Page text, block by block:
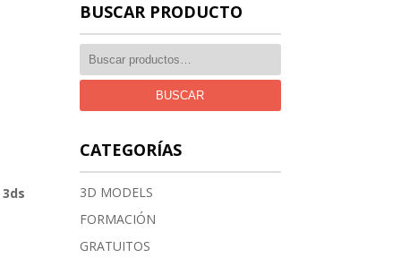
BUSCAR PRODUCTO
BUSCAR
CATEGORÍAS
3D MODELS
FORMACIÓN
GRATUITOS